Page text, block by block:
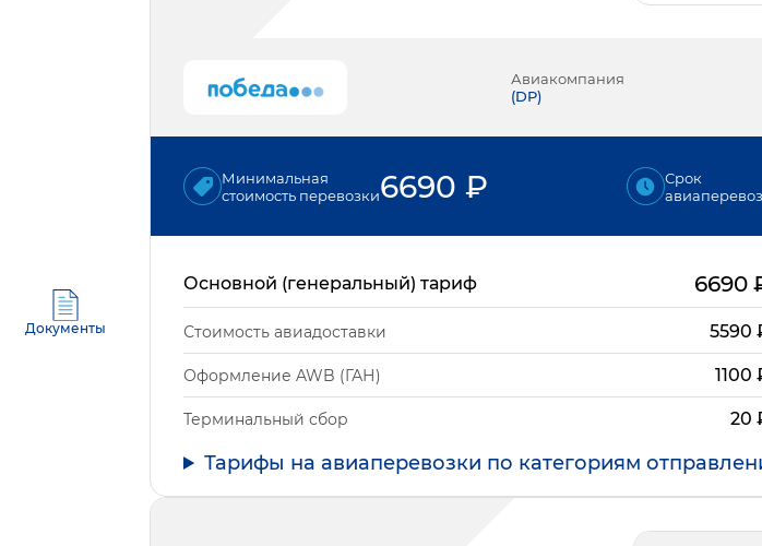
Документы
Авиакомпания
(DP)
Минимальная
стоимость перевозки6690 ₽
Срок
Основной (генеральный) тариф 6690
Стоимость авиадоставки 5590
Оформление AWB (ГАН) 1100
Терминальный сбор 20
Тарифы на авиаперевозки по категориям